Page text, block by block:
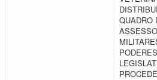
QUADRO